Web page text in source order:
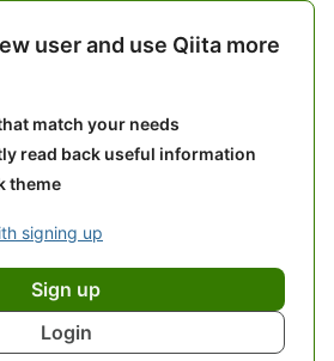
user and use Qiita more
match your needs
read back useful information
theme
signing up
Sign up
Login